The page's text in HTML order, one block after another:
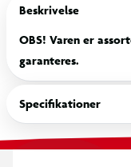
Beskrivelse
OBS! Varen er
garanteres.
Specifikationer